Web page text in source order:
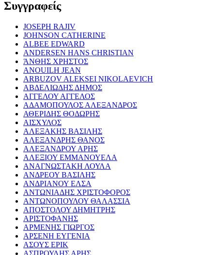
Συγγραφείς
JOSEPH RAJIV
JOHNSON CATHERINE
ALBEE EDWARD
ANDERSEN HANS CHRISTIAN
ΆΝΘΗΣ ΧΡΗΣΤΟΣ
ANOUILH JEAN
ARBUZOV ALEKSEI NIKOLAEVICH
ΑΒΔΕΛΙΩΔΗΣ ΔΗΜΟΣ
ΑΓΓΕΛΟΥ ΑΓΓΕΛΟΣ
ΑΔΑΜΟΠΟΥΛΟΣ ΑΛΕΞΑΝΔΡΟΣ
ΑΘΕΡΙΔΗΣ ΘΟΔΩΡΗΣ
ΑΙΣΧΥΛΟΣ
ΑΛΕΞΑΚΗΣ ΒΑΣΙΛΗΣ
ΑΛΕΞΑΝΔΡΗΣ ΘΑΝΟΣ
ΑΛΕΞΑΝΔΡΟΥ ΑΡΗΣ
ΑΛΕΞΙΟΥ ΕΜΜΑΝΟΥΕΛΑ
ΑΝΑΓΝΩΣΤΑΚΗ ΛΟΥΛΑ
ΑΝΔΡΕΟΥ ΒΑΣΙΛΗΣ
ΑΝΔΡΙΑΝΟΥ ΕΛΣΑ
ΑΝΤΩΝΙΑΔΗΣ ΧΡΙΣΤΟΦΟΡΟΣ
ΑΝΤΩΝΟΠΟΥΛΟΥ ΘΑΛΑΣΣΙΑ
ΑΠΟΣΤΟΛΟΥ ΔΗΜΗΤΡΗΣ
ΑΡΙΣΤΟΦΑΝΗΣ
ΑΡΜΕΝΗΣ ΓΙΩΡΓΟΣ
ΑΡΣΕΝΗ ΕΥΓΕΝΙΑ
ΑΣΟΥΣ ΕΡΙΚ
ΑΣΠΡΟΥΛΗΣ ΑΡΗΣ